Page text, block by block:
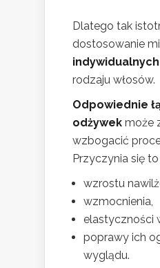
Dlatego tak
dostosowanie
rodzaju włosów.
Odpowiednie
odżywek może
wzbogacić
Przyczynia się
wzrostu
wzmocnienia,
elastyczności
poprawy ich
wyglądu.